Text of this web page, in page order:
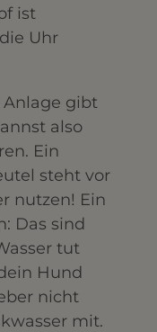
ist
Uhr
Anlage gibt
also
Ein
steht vor
nutzen! Ein
Das sind
tut
Hund
nicht
mit.